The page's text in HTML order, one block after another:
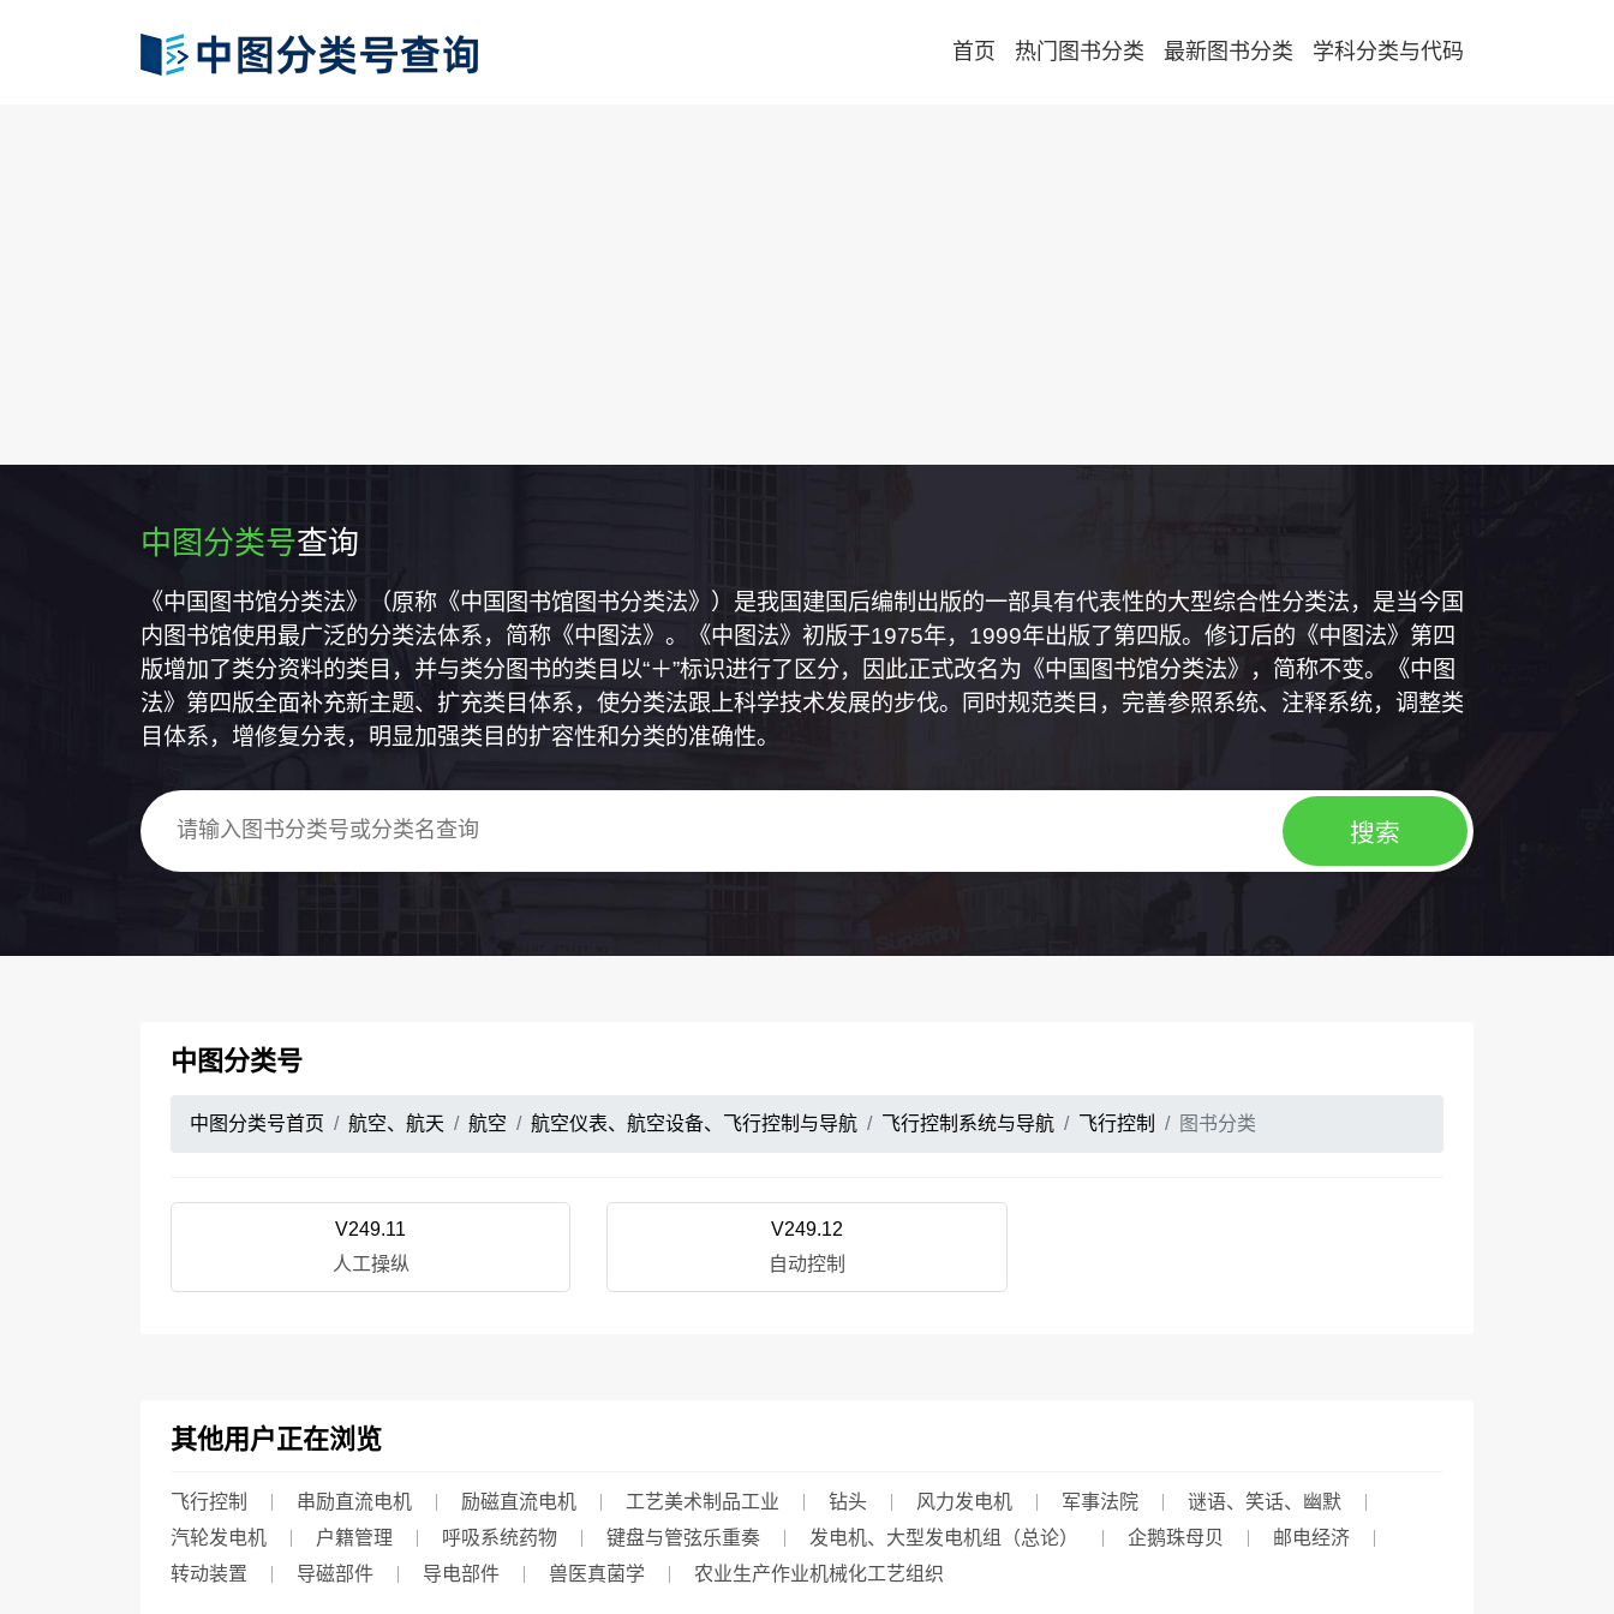
首页 热门图书分类 最新图书分类 学科分类与代码
中图分类号查询
《中国图书馆分类法》（原称《中国图书馆图书分类法》）是我国建国后编制出版的一部具有代表性的大型综合性分类法，是当今国
内图书馆使用最广泛的分类法体系，简称《中图法》。《中图法》初版于1975年，1999年出版了第四版。修订后的《中图法》第四
版增加了类分资料的类目，并与类分图书的类目以“＋”标识进行了区分，因此正式改名为《中国图书馆分类法》，简称不变。《中图
法》第四版全面补充新主题、扩充类目体系，使分类法跟上科学技术发展的步伐。同时规范类目，完善参照系统、注释系统，调整类
目体系，增修复分表，明显加强类目的扩容性和分类的准确性。
中图分类号
中图分类号首页 航空、航天 航空 航空仪表、航空设备、飞行控制与导航 飞行控制系统与导航 飞行控制 图书分类
V249.11
人工操纵
V249.12
自动控制
其他用户正在浏览
飞行控制 串励直流电机 励磁直流电机 工艺美术制品工业 钻头 风力发电机 军事法院
谜语、笑话、幽默
汽轮发电机
户籍管理 呼吸系统药物 键盘与管弦乐重奏 发电机、大型发电机组（总论） 企鹅珠母贝
邮电经济
转动装置
导磁部件 导电部件 兽医真菌学 农业生产作业机械化工艺组织